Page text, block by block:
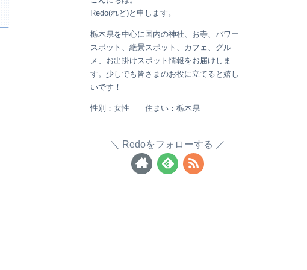
Redo(れど)と申します。
栃木県を中心に国内の神社、お寺、パワー
スポット、絶景スポット、カフェ、グル
メ、お出掛けスポット情報をお届けしま
す。少しでも皆さまのお役に立てると嬉し
いです！
性別：女性 住まい：栃木県
Redoをフォローする